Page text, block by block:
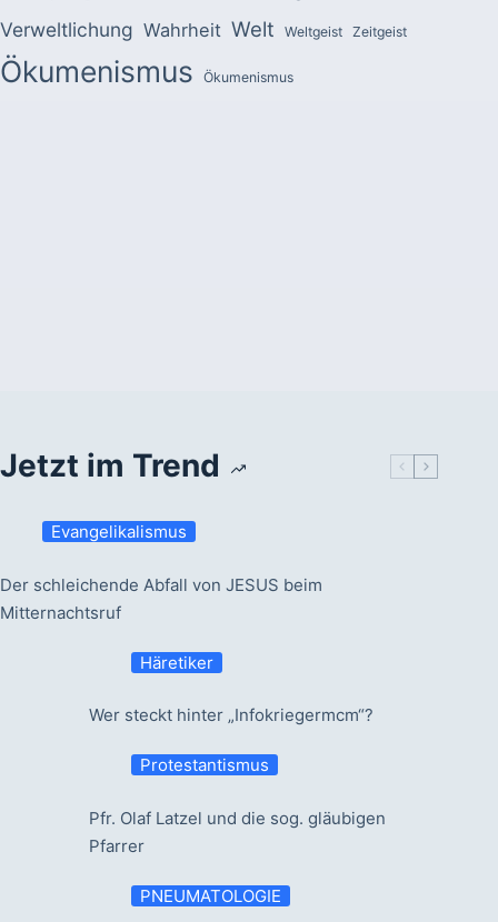
Verweltlichung Wahrheit Welt Weltgeist Zeitgeist
Ökumenismus Ökumenismus
Jetzt im Trend
Evangelikalismus
Der schleichende Abfall von JESUS beim
Mitternachtsruf
Häretiker
Wer steckt hinter „Infokriegermcm“?
Protestantismus
Pfr. Olaf Latzel und die sog. gläubigen
Pfarrer
PNEUMATOLOGIE